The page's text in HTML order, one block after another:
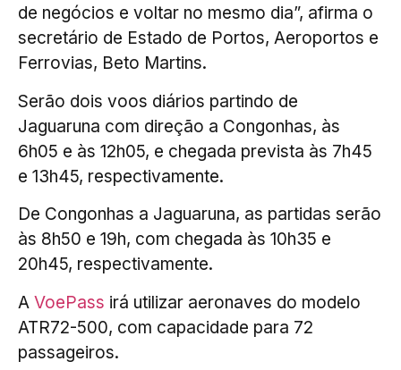
de negócios e voltar no mesmo dia”, afirma o
secretário de Estado de Portos, Aeroportos e
Ferrovias, Beto Martins.
Serão dois voos diários partindo de
Jaguaruna com direção a Congonhas, às
6h05 e às 12h05, e chegada prevista às 7h45
e 13h45, respectivamente.
De Congonhas a Jaguaruna, as partidas serão
às 8h50 e 19h, com chegada às 10h35 e
20h45, respectivamente.
A VoePass irá utilizar aeronaves do modelo
ATR72-500, com capacidade para 72
passageiros.